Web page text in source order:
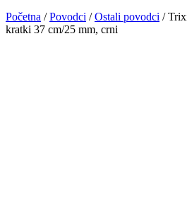
Početna /Povodci /Ostali povodci /
kratki 37 cm/25 mm, crni